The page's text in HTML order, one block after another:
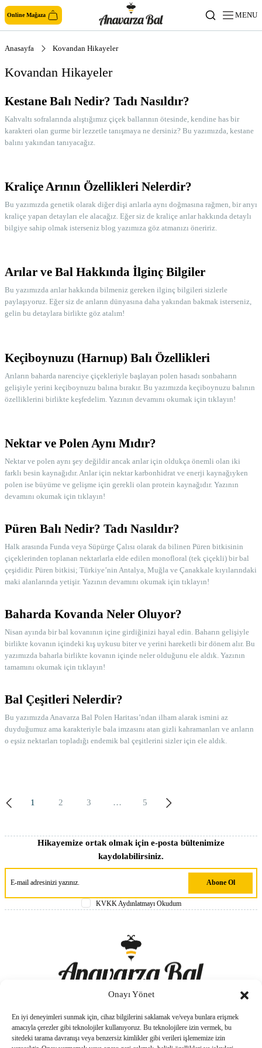
Onayı Yönet
En iyi deneyimleri sunmak için, cihaz bilgilerini saklamak ve/veya bunlara erişmek
amacıyla çerezler gibi teknolojiler kullanıyoruz. Bu teknolojilere izin vermek, bu
sitedeki tarama davranışı veya benzersiz kimlikler gibi verileri işlememize izin
Online Mağaza MENU
Anasayfa Kovandan Hikayeler
Kovandan Hikayeler
Kestane Balı Nedir? Tadı Nasıldır?
Kahvaltı sofralarında alıştığımız çiçek ballarının ötesinde, kendine has bir
karakteri olan gurme bir lezzetle tanışmaya ne dersiniz? Bu yazımızda, kestane
balını yakından tanıyacağız.
Kraliçe Arının Özellikleri Nelerdir?
Bu yazımızda genetik olarak diğer dişi arılarla aynı doğmasına rağmen, bir arıyı
kraliçe yapan detayları ele alacağız. Eğer siz de kraliçe arılar hakkında detaylı
bilgiye sahip olmak isterseniz blog yazımıza göz atmanızı öneririz.
Arılar ve Bal Hakkında İlginç Bilgiler
Bu yazımızda arılar hakkında bilmeniz gereken ilginç bilgileri sizlerle
paylaşıyoruz. Eğer siz de arıların dünyasına daha yakından bakmak isterseniz,
gelin bu detaylara birlikte göz atalım!
Keçiboynuzu (Harnup) Balı Özellikleri
Nelerdir?
Arıların baharda narenciye çiçekleriyle başlayan polen hasadı sonbaharın
gelişiyle yerini keçiboynuzu balına bırakır. Bu yazımızda keçiboynuzu balının
özelliklerini birlikte keşfedelim. Yazının devamını okumak için tıklayın!
Nektar ve Polen Aynı Mıdır?
Nektar ve polen aynı şey değildir ancak arılar için oldukça önemli olan iki
farklı besin kaynağıdır. Arılar için nektar karbonhidrat ve enerji kaynağıyken
polen ise büyüme ve gelişme için gerekli olan protein kaynağıdır. Yazının
devamını okumak için tıklayın!
Püren Balı Nedir? Tadı Nasıldır?
Halk arasında Funda veya Süpürge Çalısı olarak da bilinen Püren bitkisinin
çiçeklerinden toplanan nektarlarla elde edilen monofloral (tek çiçekli) bir bal
çeşididir. Püren bitkisi; Türkiye’nin Antalya, Muğla ve Çanakkale kıyılarındaki
maki alanlarında yetişir. Yazının devamını okumak için tıklayın!
Baharda Kovanda Neler Oluyor?
Nisan ayında bir bal kovanının içine girdiğinizi hayal edin. Baharın gelişiyle
birlikte kovanın içindeki kış uykusu biter ve yerini hareketli bir dönem alır. Bu
yazımızda baharla birlikte kovanın içinde neler olduğunu ele aldık. Yazının
tamamını okumak için tıklayın!
Bal Çeşitleri Nelerdir?
Bu yazımızda Anavarza Bal Polen Haritası’ndan ilham alarak ismini az
duyduğumuz ama karakteriyle bala imzasını atan gizli kahramanları ve arıların
o eşsiz nektarları topladığı endemik bal çeşitlerini sizler için ele aldık.
1 2 3 … 5
Hikayemize ortak olmak için e-posta bültenimize
kaydolabilirsiniz.
KVKK Aydınlatmayı Okudum
Abone Ol